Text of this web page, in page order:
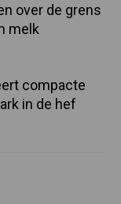
over de grens
melk
compacte
in de hef